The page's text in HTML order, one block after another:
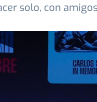
solo, con